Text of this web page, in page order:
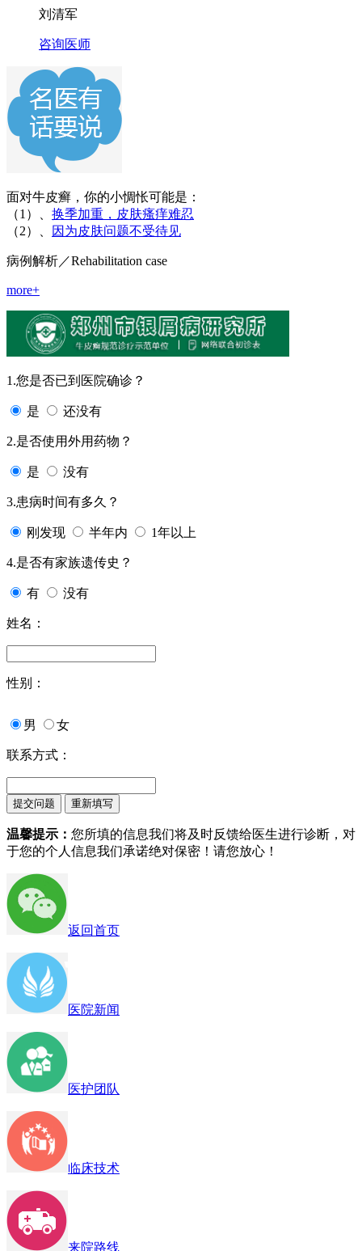
刘清军
咨询医师
面对牛皮癣，你的小惆怅可能是：
（1）、 换季加重，皮肤瘙痒难忍
（2）、
因为皮肤问题不受待见
病例解析／Rehabilitation case
more+
1.您是否已到医院确诊？
是 还没有
2.是否使用外用药物？
是 没有
3.患病时间有多久？
刚发现 半年内 1年以上
4.是否有家族遗传史？
有 没有
姓名：
性别：
男 女
联系方式：
温馨提示： 您所填的信息我们将及时反馈给医生进行诊断，对
于您的个人信息我们承诺绝对保密！请您放心！
返回首页
医院新闻
医护团队
临床技术
来院路线